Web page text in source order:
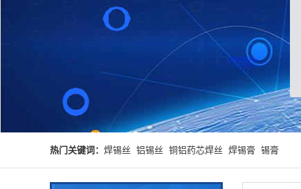
热门关键词： 焊锡丝 铝锡丝 铜铝药芯焊丝 焊锡膏 锡膏